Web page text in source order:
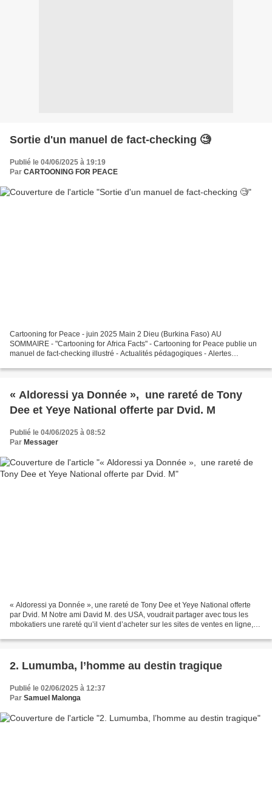
Sortie d'un manuel de fact-checking 🧐
Publié le 04/06/2025 à 19:19
Par CARTOONING FOR PEACE
Cartooning for Peace - juin 2025 Main 2 Dieu (Burkina Faso) AU
SOMMAIRE - "Cartooning for Africa Facts" - Cartooning for Peace publie un
manuel de fact-checking illustré - Actualités pédagogiques - Alertes
« Aldoressi ya Donnée », une rareté de Tony
Dee et Yeye National offerte par Dvid. M
Publié le 04/06/2025 à 08:52
Par Messager
« Aldoressi ya Donnée », une rareté de Tony Dee et Yeye National offerte
par Dvid. M Notre ami David M. des USA, voudrait partager avec tous les
mbokatiers une rareté qu’il vient d’acheter sur les sites de ventes en ligne,
2. Lumumba, l’homme au destin tragique
Publié le 02/06/2025 à 12:37
Par Samuel Malonga